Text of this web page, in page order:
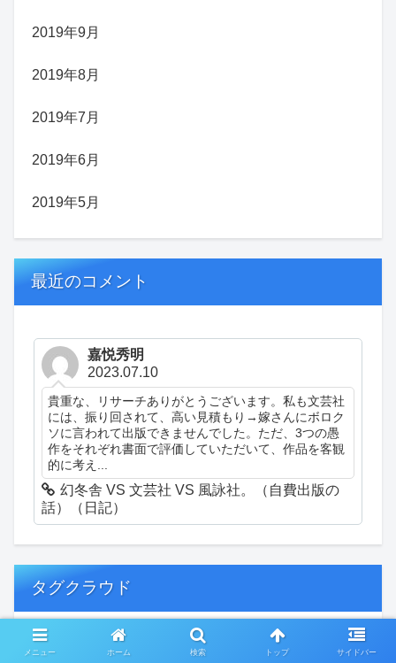
2019年9月
2019年8月
2019年7月
2019年6月
2019年5月
最近のコメント
嘉悦秀明
2023.07.10
貴重な、リサーチありがとうございます。私も文芸社
には、振り回されて、高い見積もり→嫁さんにボロク
ソに言われて出版できませんでした。ただ、3つの愚
作をそれぞれ書面で評価していただいて、作品を客観
的に考え...
幻冬舎 VS 文芸社 VS 風詠社。（自費出版の
話）（日記）
タグクラウド
創作 精神病患者の日常
メニュー ホーム 検索 トップ サイドバー